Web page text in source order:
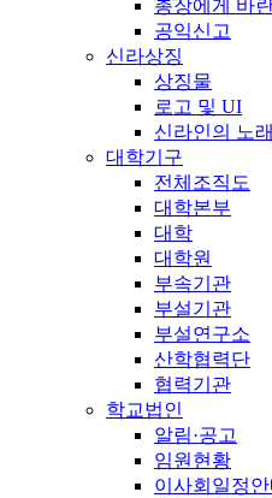
총장에게 바
공익신고
신라상징
상징물
로고 및 UI
신라인의 노래
대학기구
전체조직도
대학본부
대학
대학원
부속기관
부설기관
부설연구소
산학협력단
협력기관
학교법인
알림·공고
임원현황
이사회일정